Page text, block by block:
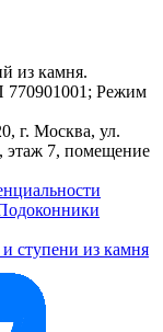
из камня.
Режим
г. Москва, ул.
этаж 7, помещение
ступени из камня